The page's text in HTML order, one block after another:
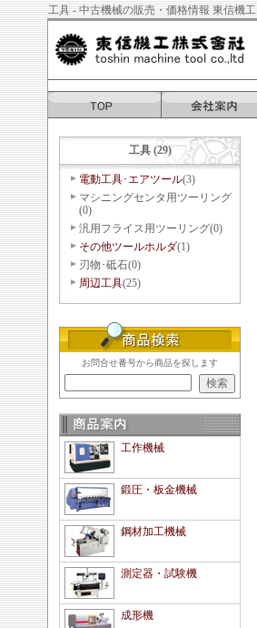
工具 - 中古機械の販売・価格情報 東信機工
工具 (29)
電動工具･エアツール(3)
マシニングセンタ用ツーリング
(0)
汎用フライス用ツーリング(0)
その他ツールホルダ(1)
刃物･砥石(0)
周辺工具(25)
お問合せ番号から商品を探します
工作機械
鍛圧・板金機械
鋼材加工機械
測定器・試験機
成形機